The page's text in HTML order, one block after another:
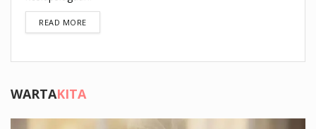
READ MOREDETAILS
WARTAKITA